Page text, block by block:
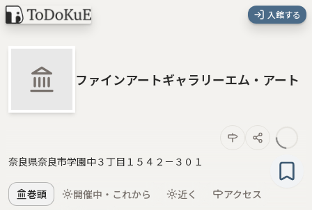
入館する
ファインアートギャラリーエム・アート
奈良県奈良市学園中３丁目１５４２－３０１
巻頭 開催中・これから 近く
アクセス